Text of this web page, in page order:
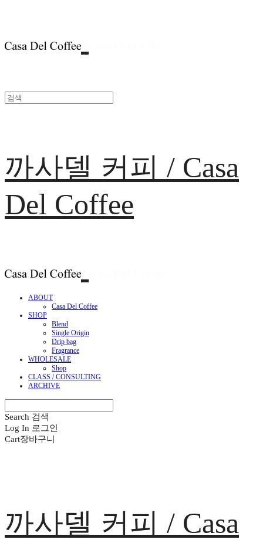
까사델 커피 / Casa
Del Coffee
ABOUT
Casa Del Coffee
SHOP
Blend
Single Origin
Drip bag
Fragrance
WHOLESALE
Shop
CLASS / CONSULTING
ARCHIVE
Search 검색
Log In 로그인
Cart장바구니
까사델 커피 / Casa